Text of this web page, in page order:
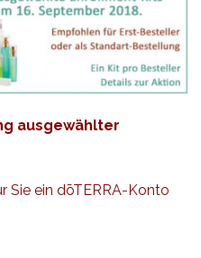
ausgewählter
Sie ein dōTERRA-Konto